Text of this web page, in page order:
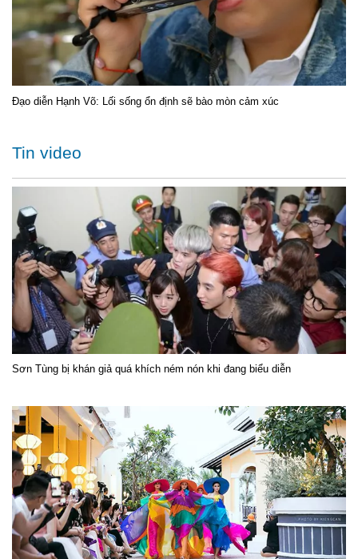
Đạo diễn Hạnh Võ: Lối sống ổn định sẽ bào mòn cảm xúc
Tin video
Sơn Tùng bị khán giả quá khích ném nón khi đang biểu diễn